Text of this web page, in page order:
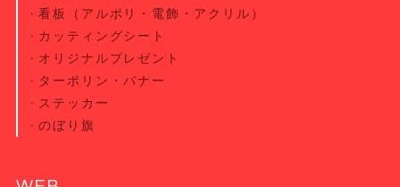
看板（アルポリ・電飾・アクリル）
カッティングシート
オリジナルプレゼント
ターポリン・バナー
ステッカー
のぼり旗